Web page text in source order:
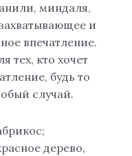
миндаля,
и
впечатление.
тех, кто хочет
будь то
случай.
дерево,